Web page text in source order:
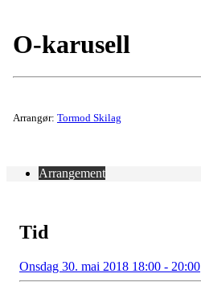
O-karusell
Arrangør: Tormod Skilag
Arrangement
Tid
Onsdag 30. mai 2018 18:00 - 20:00